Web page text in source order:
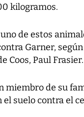
kilogramos.
de estos
Garner,
Coos, Paul
miembro de su
el suelo contra el